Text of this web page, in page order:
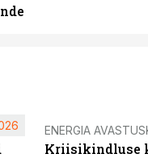
ENERGIA
Kriisikindluse